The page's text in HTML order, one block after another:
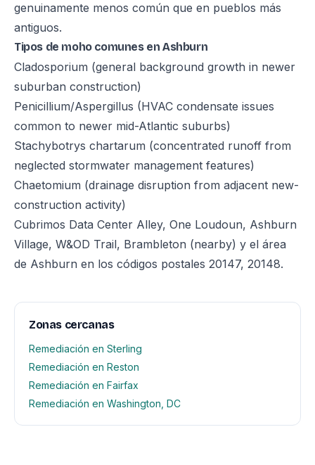
genuinamente menos común que en pueblos más
antiguos.
Tipos de moho comunes en Ashburn
Cladosporium (general background growth in newer
suburban construction)
Penicillium/Aspergillus (HVAC condensate issues
common to newer mid-Atlantic suburbs)
Stachybotrys chartarum (concentrated runoff from
neglected stormwater management features)
Chaetomium (drainage disruption from adjacent new-
construction activity)
Cubrimos Data Center Alley, One Loudoun, Ashburn
Village, W&OD Trail, Brambleton (nearby) y el área
de Ashburn en los códigos postales 20147, 20148.
Zonas cercanas
Remediación en Sterling
Remediación en Reston
Remediación en Fairfax
Remediación en Washington, DC